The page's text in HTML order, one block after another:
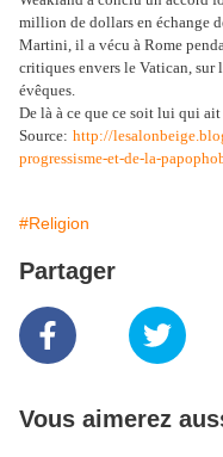
million de dollars en échange
Martini, il a vécu à Rome
critiques envers le Vatican,
évêques.
De là à ce que ce soit lui qui
Source: http://
progressisme-et-de-la-
#Religion
Partager
Vous aimerez